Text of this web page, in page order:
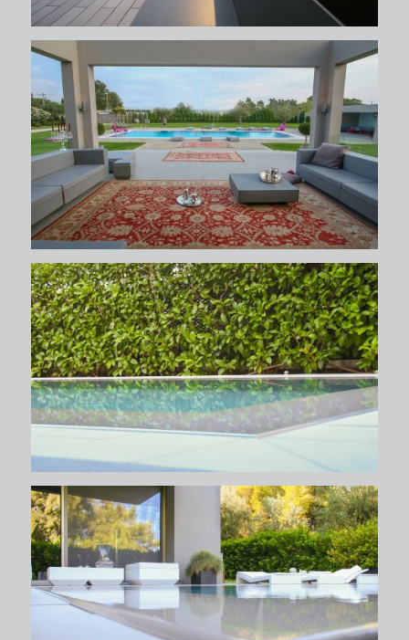
περιβάλλων χώρος
περιβάλλων χώρος
περιβάλλων χώρος